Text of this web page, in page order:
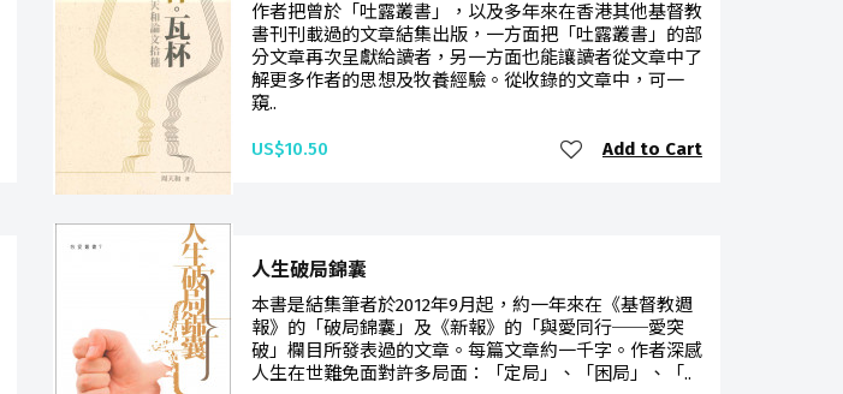
作者把曾於「吐露叢書」，以及多年來在香港其他基督教
書刊刊載過的文章結集出版，一方面把「吐露叢書」的部
分文章再次呈獻給讀者，另一方面也能讓讀者從文章中了
解更多作者的思想及牧養經驗。從收錄的文章中，可一
窺..
US$10.50 Add to Cart
人生破局錦囊
本書是結集筆者於2012年9月起，約一年來在《基督教週
報》的「破局錦囊」及《新報》的「與愛同行──愛突
破」欄目所發表過的文章。每篇文章約一千字。作者深感
人生在世難免面對許多局面：「定局」、「困局」、「..